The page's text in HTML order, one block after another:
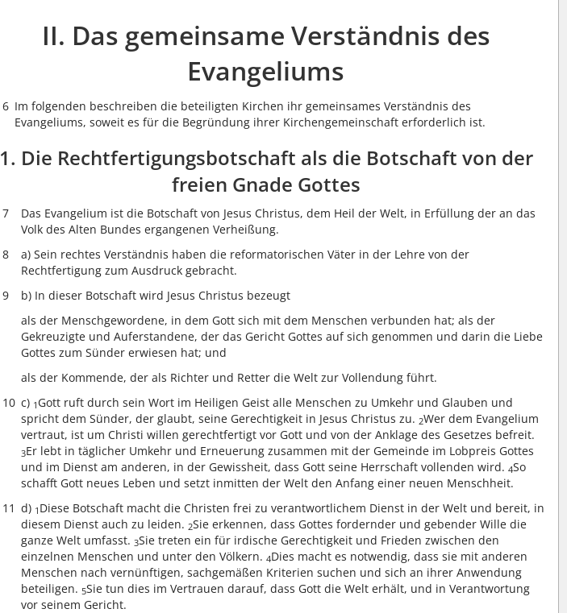
II. Das gemeinsame Verständnis des
Evangeliums
6 Im folgenden beschreiben die beteiligten Kirchen ihr gemeinsames Verständnis des
Evangeliums, soweit es für die Begründung ihrer Kirchengemeinschaft erforderlich ist.
1. Die Rechtfertigungsbotschaft als die Botschaft von der
freien Gnade Gottes
7
Das Evangelium ist die Botschaft von Jesus Christus, dem Heil der Welt, in Erfüllung der an das
Volk des Alten Bundes ergangenen Verheißung.
8
a) Sein rechtes Verständnis haben die reformatorischen Väter in der Lehre von der
Rechtfertigung zum Ausdruck gebracht.
9
b) In dieser Botschaft wird Jesus Christus bezeugt
als der Menschgewordene, in dem Gott sich mit dem Menschen verbunden hat; als der
Gekreuzigte und Auferstandene, der das Gericht Gottes auf sich genommen und darin die Liebe
Gottes zum Sünder erwiesen hat; und
als der Kommende, der als Richter und Retter die Welt zur Vollendung führt.
10 c) 1 Gott ruft durch sein Wort im Heiligen Geist alle Menschen zu Umkehr und Glauben und
spricht dem Sünder, der glaubt, seine Gerechtigkeit in Jesus Christus zu. 2Wer dem Evangelium
vertraut, ist um Christi willen gerechtfertigt vor Gott und von der Anklage des Gesetzes befreit.
3Er lebt in täglicher Umkehr und Erneuerung zusammen mit der Gemeinde im Lobpreis Gottes
und im Dienst am anderen, in der Gewissheit, dass Gott seine Herrschaft vollenden wird.4So
schafft Gott neues Leben und setzt inmitten der Welt den Anfang einer neuen Menschheit.
11 d) 1 Diese Botschaft macht die Christen frei zu verantwortlichem Dienst in der Welt und bereit, in
diesem Dienst auch zu leiden. 2Sie erkennen, dass Gottes fordernder und gebender Wille die
ganze Welt umfasst.3Sie treten ein für irdische Gerechtigkeit und Frieden zwischen den
einzelnen Menschen und unter den Völkern.4Dies macht es notwendig, dass sie mit anderen
Menschen nach vernünftigen, sachgemäßen Kriterien suchen und sich an ihrer Anwendung
beteiligen. 5Sie tun dies im Vertrauen darauf, dass Gott die Welt erhält, und in Verantwortung
vor seinem Gericht.